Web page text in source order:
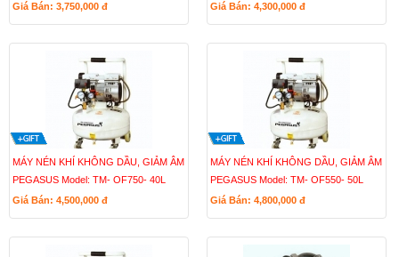
Giá Bán: 3,750,000 đ
Giá Bán: 4,300,000 đ
MÁY NÉN KHÍ KHÔNG DẦU, GIẢM ÂM
PEGASUS Model: TM- OF750- 40L
Giá Bán: 4,500,000 đ
MÁY NÉN KHÍ KHÔNG DẦU, GIẢM ÂM
PEGASUS Model: TM- OF550- 50L
Giá Bán: 4,800,000 đ